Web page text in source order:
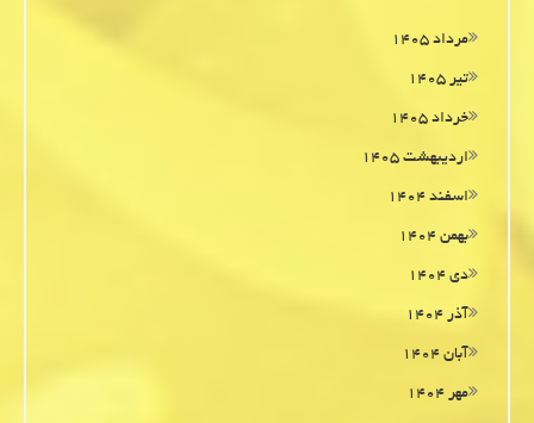
مرداد ۱۴۰۵
تیر ۱۴۰۵
خرداد ۱۴۰۵
اردیبهشت ۱۴۰۵
اسفند ۱۴۰۴
بهمن ۱۴۰۴
دی ۱۴۰۴
آذر ۱۴۰۴
آبان ۱۴۰۴
مهر ۱۴۰۴